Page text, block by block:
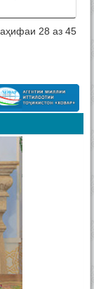
28 аз 45